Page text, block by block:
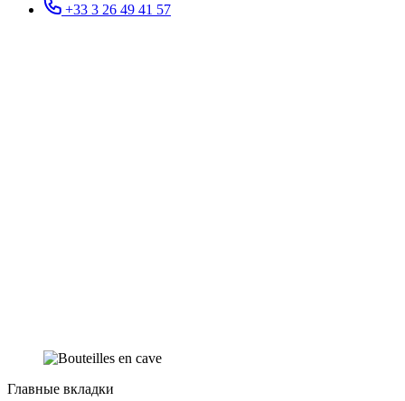
+33 3 26 49 41 57
Главные вкладки